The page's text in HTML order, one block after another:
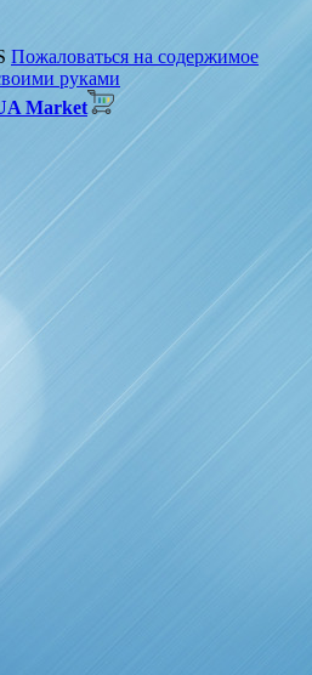
Пожаловаться на содержимое
руками
Market